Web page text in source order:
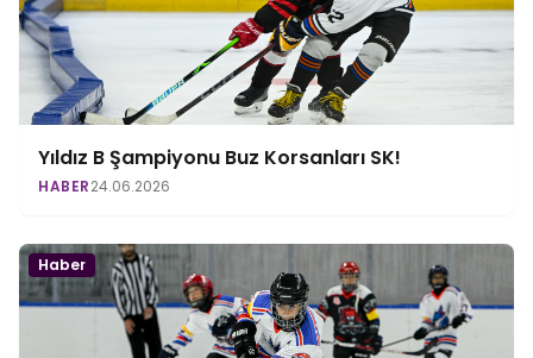
Yıldız B Şampiyonu Buz Korsanları SK!
HABER24.06.2026
Haber